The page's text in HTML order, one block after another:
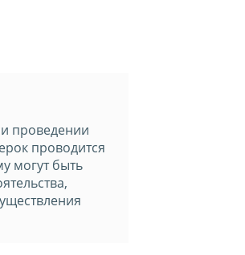
проведении
проводится
могут быть